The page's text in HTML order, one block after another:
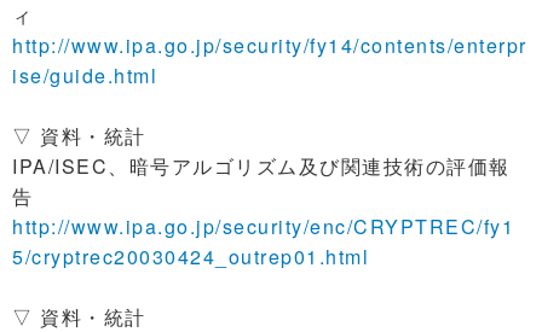
ィ
http://www.ipa.go.jp/security/fy14/contents/enterpr
ise/guide.html
▽ 資料・統計
IPA/ISEC、暗号アルゴリズム及び関連技術の評価報
告
http://www.ipa.go.jp/security/enc/CRYPTREC/fy1
5/cryptrec20030424_outrep01.html
▽ 資料・統計